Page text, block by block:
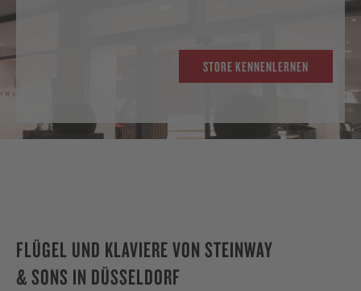
STORE KENNENLERNEN
FLÜGEL UND KLAVIERE VON STEINWAY
& SONS IN DÜSSELDORF